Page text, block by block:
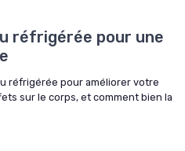
réfrigérée pour une
réfrigérée pour améliorer votre
sur le corps, et comment bien la